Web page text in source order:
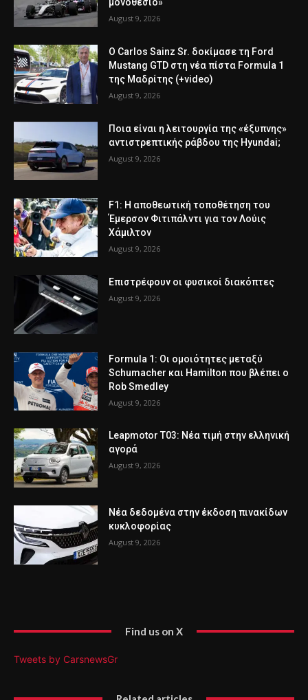
μονοθέσιο»
August 9, 2026
Ο Carlos Sainz Sr. δοκίμασε τη Ford
Mustang GTD στη νέα πίστα Formula 1
της Μαδρίτης (+video)
August 9, 2026
Ποια είναι η λειτουργία της «έξυπνης»
αντιστρεπτικής ράβδου της Hyundai;
August 9, 2026
F1: Η αποθεωτική τοποθέτηση του
Έμερσον Φιτιπάλντι για τον Λούις
Χάμιλτον
August 9, 2026
Επιστρέφουν οι φυσικοί διακόπτες
August 9, 2026
Formula 1: Οι ομοιότητες μεταξύ
Schumacher και Hamilton που βλέπει ο
Rob Smedley
August 9, 2026
Leapmotor T03: Νέα τιμή στην ελληνική
αγορά
August 9, 2026
Νέα δεδομένα στην έκδοση πινακίδων
κυκλοφορίας
August 9, 2026
Find us on X
Tweets by CarsnewsGr